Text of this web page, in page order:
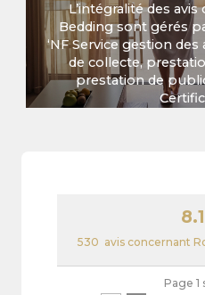
L’intégralité des
Bedding sont gérés
‘NF Service gestion
de collecte,
prestation de
8.1
530 avis concernant
Page 1